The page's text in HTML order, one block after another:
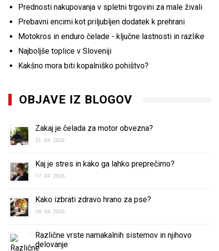
Prednosti nakupovanja v spletni trgovini za male živali
Prebavni encimi kot priljubljen dodatek k prehrani
Motokros in enduro čelade - ključne lastnosti in razlike
Najboljše toplice v Sloveniji
Kakšno mora biti kopalniško pohištvo?
OBJAVE IZ BLOGOV
Zakaj je čelada za motor obvezna?
21. 04. 2026
Kaj je stres in kako ga lahko preprečimo?
17. 04. 2026
Kako izbrati zdravo hrano za pse?
08. 04. 2026
Različne vrste namakalnih sistemov in njihovo
delovanje